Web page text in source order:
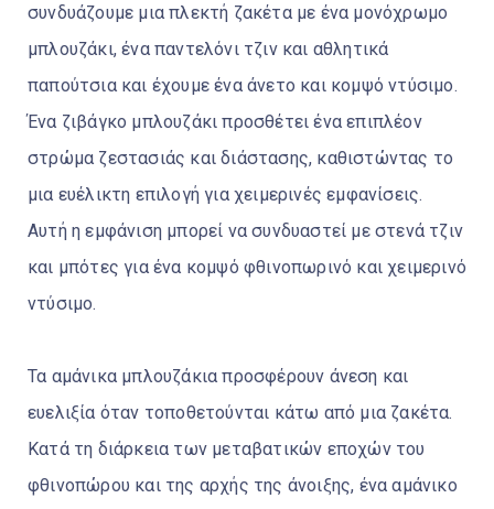
συνδυάζουμε μια πλεκτή ζακέτα με ένα μονόχρωμο
μπλουζάκι, ένα παντελόνι τζιν και αθλητικά
παπούτσια και έχουμε ένα άνετο και κομψό ντύσιμο.
Ένα ζιβάγκο μπλουζάκι προσθέτει ένα επιπλέον
στρώμα ζεστασιάς και διάστασης, καθιστώντας τo
μια ευέλικτη επιλογή για χειμερινές εμφανίσεις.
Αυτή η εμφάνιση μπορεί να συνδυαστεί με στενά τζιν
και μπότες για ένα κομψό φθινοπωρινό και χειμερινό
ντύσιμο.
Τα αμάνικα μπλουζάκια προσφέρουν άνεση και
ευελιξία όταν τοποθετούνται κάτω από μια ζακέτα.
Κατά τη διάρκεια των μεταβατικών εποχών του
φθινοπώρου και της αρχής της άνοιξης, ένα αμάνικο